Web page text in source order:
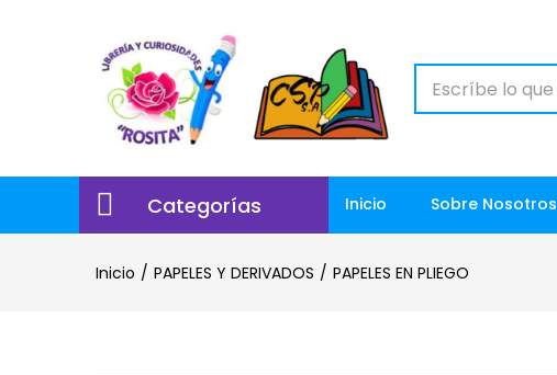
Categorías Inicio Sobre Nosotros
Inicio PAPELES Y DERIVADOS PAPELES EN PLIEGO